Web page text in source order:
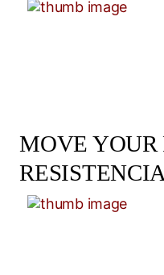
MOVE YOUR